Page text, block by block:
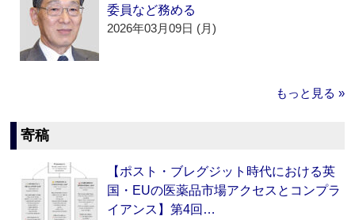
委員など務める
2026年03月09日 (月)
もっと見る »
寄稿
【ポスト・ブレグジット時代における英
国・EUの医薬品市場アクセスとコンプラ
イアンス】第4回…